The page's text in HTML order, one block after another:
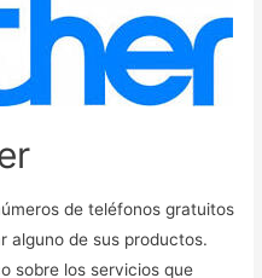
de teléfonos gratuitos
alguno de sus productos.
sobre los servicios que